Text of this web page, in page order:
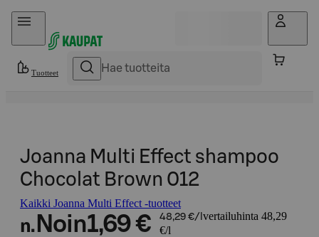
Hyppää sisältöön
Tuotteet
Joanna Multi Effect shampoo
Chocolat Brown 012
Kaikki Joanna Multi Effect -tuotteet
n. Noin1,69 € 48,29 €/l vertailuhinta 48,29
€/l